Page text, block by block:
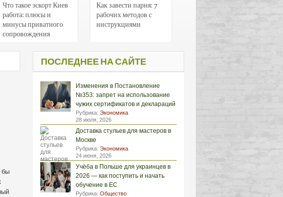
Что такое эскорт Киев
работа: плюсы и
минусы приватного
сопровождения
Как завести парня: 7
рабочих методов с
инструкциями
бы
ПОСЛЕДНЕЕ НА САЙТЕ
Изменения в Постановление
№353: запрет на использование
чужих сертификатов и деклараций
Рубрика: Экономика
28 июля, 2026
Доставка стульев для мастеров в
Москве
Рубрика: Экономика
24 июня, 2026
Учёба в Польше для украинцев в
2026 — как поступить и начать
обучение в ЕС
Рубрика: Общество